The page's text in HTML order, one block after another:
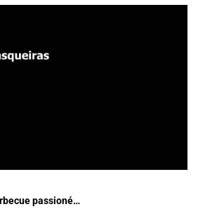
passioné…